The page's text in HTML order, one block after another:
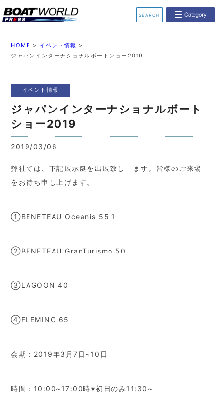
SEARCH
業界ニュース
ジェットスキー
動画チャンネル リクルート
HOME > イベント情報 >
ジャパンインターナショナルボートショー2019
イベント情報
ジャパンインターナショナルボート
ショー2019
2019/03/06
弊社では、下記展示艇を出展致し ます。皆様のご来場
をお待ち申し上げます。
①BENETEAU Oceanis 55.1
②BENETEAU GranTurismo 50
③LAGOON 40
④FLEMING 65
会期：2019年3月7日~10日
時間：10:00~17:00時※初日のみ11:30~